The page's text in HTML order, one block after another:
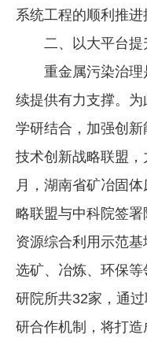
系统工程的顺利推进
二、以大平台提
重金属污染治理
续提供有力支撑。
学研结合，加强创
技术创新战略联盟
月，湖南省矿冶固
略联盟与中科院签
资源综合利用示范基
选矿、冶炼、环保
研院所共32家，通
研合作机制，将打